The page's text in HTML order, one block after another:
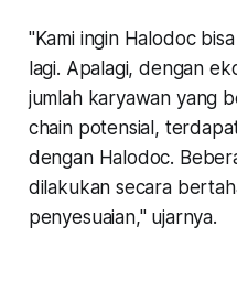
"Kami ingin Halodoc
lagi. Apalagi, dengan
jumlah karyawan yang
chain potensial,
dengan Halodoc.
dilakukan secara
penyesuaian," ujarnya.